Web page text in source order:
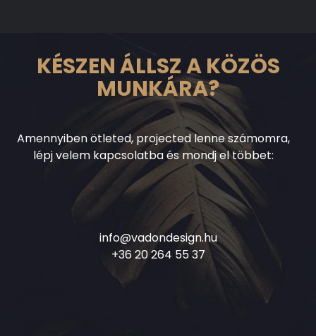
KÉSZEN ÁLLSZ A KÖZÖS
MUNKÁRA?
Amennyiben ötleted, projected lenne számomra,
lépj velem kapcsolatba és mondj el többet:
info@vadondesign.hu
+36 20 264 55 37